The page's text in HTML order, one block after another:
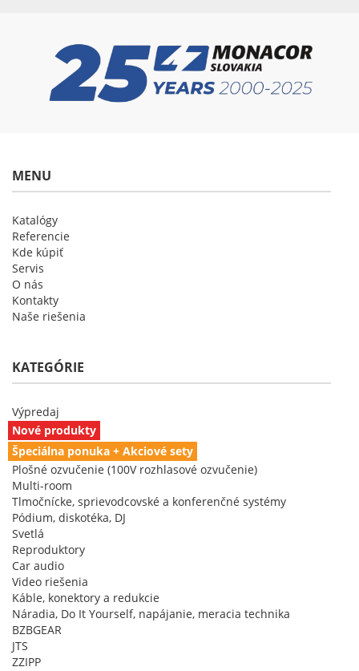
MENU
Katalógy
Referencie
Kde kúpiť
Servis
O nás
Kontakty
Naše riešenia
KATEGÓRIE
Výpredaj
Nové produkty
Špeciálna ponuka + Akciové sety
Plošné ozvučenie (100V rozhlasové ozvučenie)
Multi-room
Tlmočnícke, sprievodcovské a konferenčné systémy
Pódium, diskotéka, DJ
Svetlá
Reproduktory
Car audio
Video riešenia
Káble, konektory a redukcie
Náradia, Do It Yourself, napájanie, meracia technika
BZBGEAR
JTS
ZZIPP